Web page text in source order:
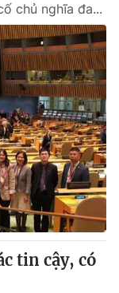
chủ nghĩa đa...
tin cậy, có